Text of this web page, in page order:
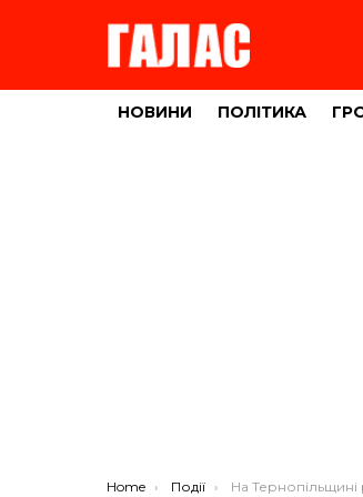
НОВИНИ ПОЛІТИКА
You are here:
Home Події На Тернопільщині розшукують